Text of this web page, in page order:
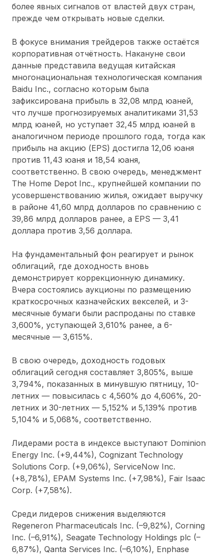
более явных сигналов от властей двух стран,
прежде чем открывать новые сделки.
В фокусе внимания трейдеров также остаётся
корпоративная отчётность. Накануне свои
данные представила ведущая китайская
многонациональная технологическая компания
Baidu Inc., согласно которым была
зафиксирована прибыль в 32,08 млрд юаней,
что лучше прогнозируемых аналитиками 31,53
млрд юаней, но уступает 32,45 млрд юаней в
аналогичном периоде прошлого года, тогда как
прибыль на акцию (EPS) достигла 12,06 юаня
против 11,43 юаня и 18,54 юаня,
соответственно. В свою очередь, менеджмент
The Home Depot Inc., крупнейшей компании по
усовершенствованию жилья, ожидает выручку
в районе 41,60 млрд долларов по сравнению с
39,86 млрд долларов ранее, а EPS — 3,41
доллара против 3,56 доллара.
На фундаментальный фон реагирует и рынок
облигаций, где доходность вновь
демонстрирует коррекционную динамику.
Вчера состоялись аукционы по размещению
краткосрочных казначейских векселей, и 3-
месячные бумаги были распроданы по ставке
3,600%, уступающей 3,610% ранее, а 6-
месячные — 3,615%.
В свою очередь, доходность годовых
облигаций сегодня составляет 3,805%, выше
3,794%, показанных в минувшую пятницу, 10-
летних — повысилась с 4,560% до 4,606%, 20-
летних и 30-летних — 5,152% и 5,139% против
5,104% и 5,068%, соответственно.
Лидерами роста в индексе выступают Dominion
Energy Inc. (+9,44%), Cognizant Technology
Solutions Corp. (+9,06%), ServiceNow Inc.
(+8,78%), EPAM Systems Inc. (+7,98%), Fair Isaac
Corp. (+7,58%).
Среди лидеров снижения выделяются
Regeneron Pharmaceuticals Inc. (–9,82%), Corning
Inc. (–6,91%), Seagate Technology Holdings plc (–
6,87%), Qanta Services Inc. (–6,10%), Enphase